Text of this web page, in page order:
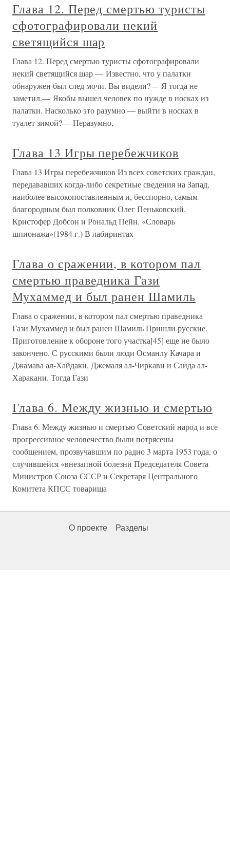
Глава 12. Перед смертью туристы
сфотографировали некий
светящийся шар
Глава 12. Перед смертью туристы сфотографировали
некий светящийся шар — Известно, что у палатки
обнаружен был след мочи. Вы видели?— Я тогда не
заметил.— Якобы вышел человек по нужде в носках из
палатки. Насколько это разумно — выйти в носках в
туалет зимой?— Неразумно,
Глава 13 Игры перебежчиков
Глава 13 Игры перебежчиков Из всех советских граждан,
передававших когда-либо секретные сведения на Запад,
наиболее высокопоставленным и, бесспорно, самым
благородным был полковник Олег Пеньковский.
Кристофер Добсон и Рональд Пейн. «Словарь
шпионажа»(1984 г.) В лабиринтах
Глава о сражении, в котором пал
смертью праведника Гази
Мухаммед и был ранен Шамиль
Глава о сражении, в котором пал смертью праведника
Гази Мухаммед и был ранен Шамиль Пришли русские.
Приготовление к обороне того участка[45] еще не было
закончено. С русскими были люди Османлу Качара и
Джамава ал-Хайдаки, Джемаля ал-Чиркави и Саида ал-
Харакани. Тогда Гази
Глава 6. Между жизнью и смертью
Глава 6. Между жизнью и смертью Советский народ и все
прогрессивное человечество были потрясены
сообщением, прозвучавшим по радио 3 марта 1953 года, о
случившейся «внезапной болезни Председателя Совета
Министров Союза СССР и Секретаря Центрального
Комитета КПСС товарища
О проекте Разделы